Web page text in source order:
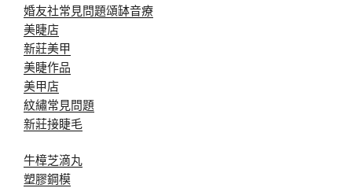
婚友社常見問題頌缽音療
美睫店
新莊美甲
美睫作品
美甲店
紋繡常見問題
新莊接睫毛
牛樟芝滴丸
塑膠鋼模